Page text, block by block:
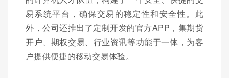
易系统平台，确保交易的稳定性和安全性。此
外，公司还推出了定制开发的官方APP，集期货
开户、期权交易、行业资讯等功能于一体，为客
户提供便捷的移动交易体验。